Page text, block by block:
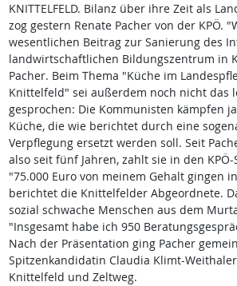
KNITTELFELD. Bilanz über ihre Zeit als
zog gestern Renate Pacher von der KPÖ.
wesentlichen Beitrag zur Sanierung des
landwirtschaftlichen Bildungszentrum in
Pacher. Beim Thema "Küche im
Knittelfeld" sei außerdem noch nicht das
gesprochen: Die Kommunisten kämpfen
Küche, die wie berichtet durch eine
Verpflegung ersetzt werden soll. Seit
also seit fünf Jahren, zahlt sie in den
"75.000 Euro von meinem Gehalt gingen
berichtet die Knittelfelder Abgeordnete.
sozial schwache Menschen aus dem
"Insgesamt habe ich 950
Nach der Präsentation ging Pacher
Spitzenkandidatin Claudia Klimt-
Knittelfeld und Zeltweg.